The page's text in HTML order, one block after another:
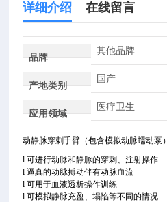
详细介绍 在线留言
品牌
其他品牌
产地类别
国产
应用领域
医疗卫生
动静脉穿刺手臂（包含模拟动脉蠕动泵）
l 可进行动脉和静脉的穿刺、注射操作
l 逼真的动脉搏动伴有动脉血流
l 可用于血液透析操作训练
l 可模拟静脉充盈、塌陷等不同的情况